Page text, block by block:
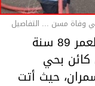
وفاة مسن ... التفاصيل
توفي يوم أمس مسن يبلغ من العمر 89 سنة
كائن بحي
حيث أتت